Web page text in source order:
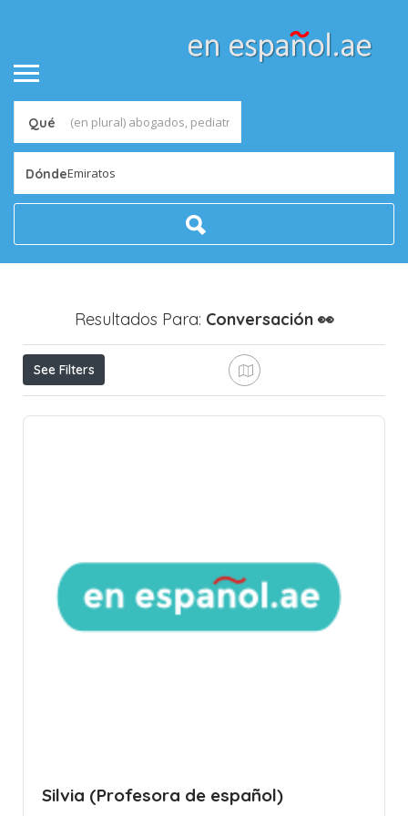
Qué
DóndeEmiratos
Resultados Para: Conversación 👀
See Filters
Silvia (Profesora de español)